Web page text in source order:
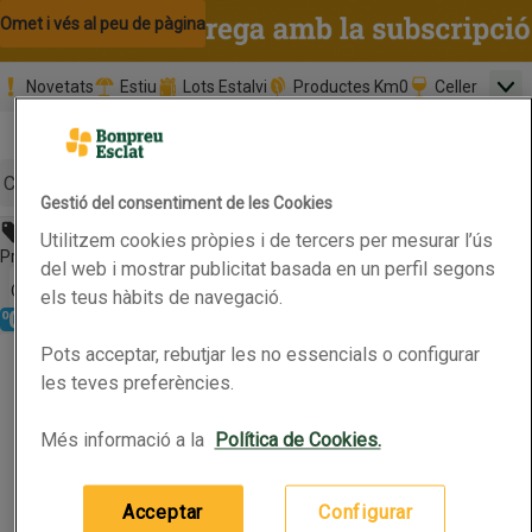
Omet i vés al contingut
Omet i vés a la cerca
Omet i vés al peu de pàgina
Novetats Estiu Lots Estalvi Productes Km0 Celler
Promoció clients nous
Botó del menú principal
Abans 6,79€
Preu rebaixat. Vàlid fins 15/06/2026
Obre-ho per veure una llista de les opcions d'ordenació
Ordena
Productes en oferta
LA COSANOSTRA Pizza 4 estacions Km0
Refrigerat
Km0
LA COSANOSTRA Pizza 4 estacions Km0
0.5kg (13,58 € per quilo)
6,79 €
Afegeix
Gestió del consentiment de les Cookies
Utilitzem cookies pròpies i de tercers per mesurar l’ús
del web i mostrar publicitat basada en un perfil segons
els teus hàbits de navegació.
Pots acceptar, rebutjar les no essencials o configurar
les teves preferències.
Més informació a la Política de Cookies.
Configurar
Acceptar